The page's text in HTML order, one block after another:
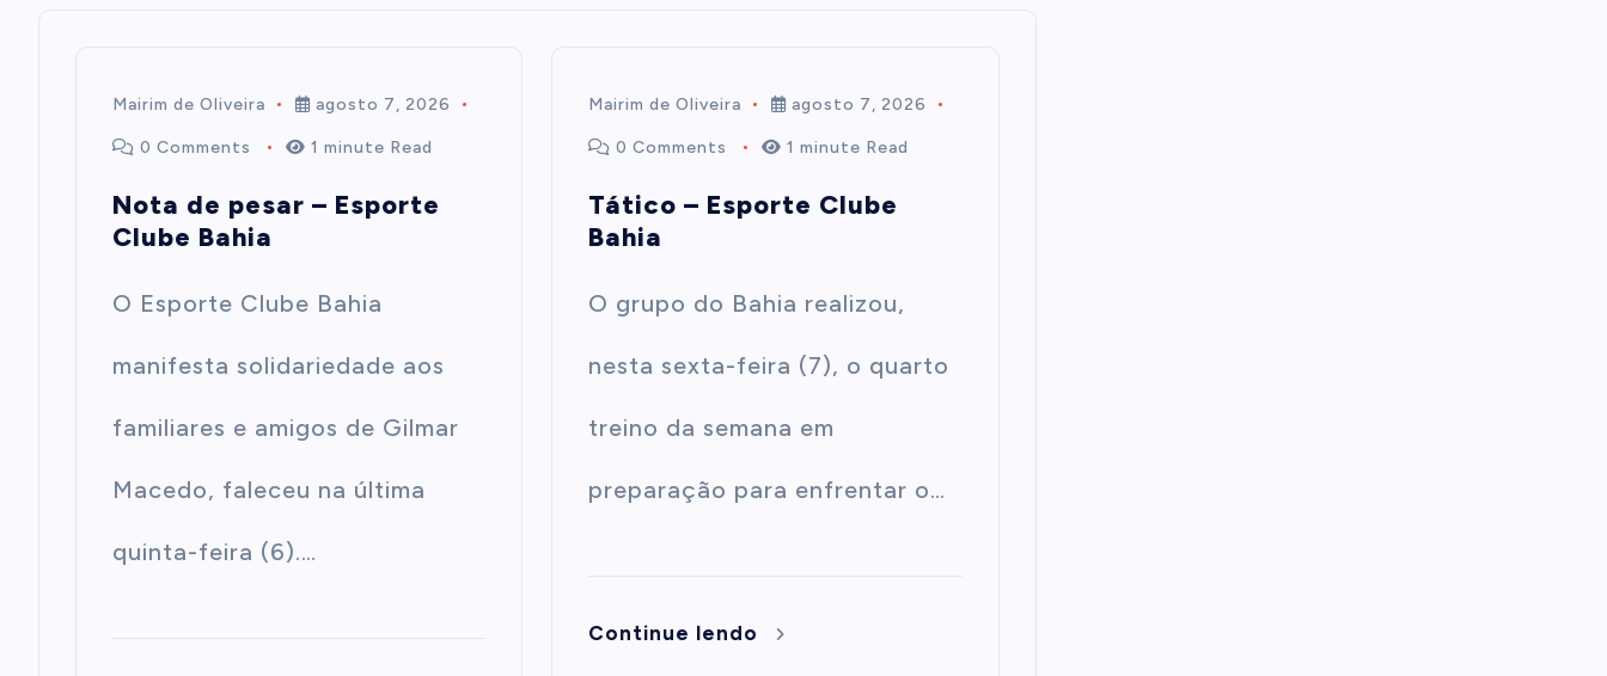
Mairim de Oliveira agosto 7, 2026
0 Comments 1 minute Read
Nota de pesar – Esporte
Clube Bahia
O Esporte Clube Bahia
manifesta solidariedade aos
familiares e amigos de Gilmar
Macedo, faleceu na última
quinta-feira (6).…
Mairim de Oliveira agosto 7, 2026
0 Comments 1 minute Read
Tático – Esporte Clube
Bahia
O grupo do Bahia realizou,
nesta sexta-feira (7), o quarto
treino da semana em
preparação para enfrentar o…
Continue lendo